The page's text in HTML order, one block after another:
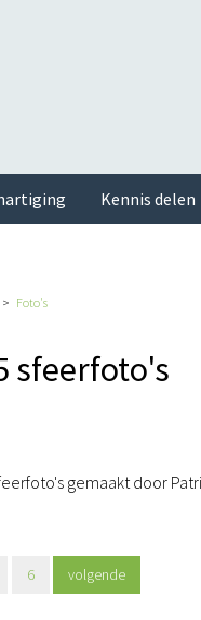
Foto's
sfeerfoto's
gemaakt door
6 volgende
Kennis delen